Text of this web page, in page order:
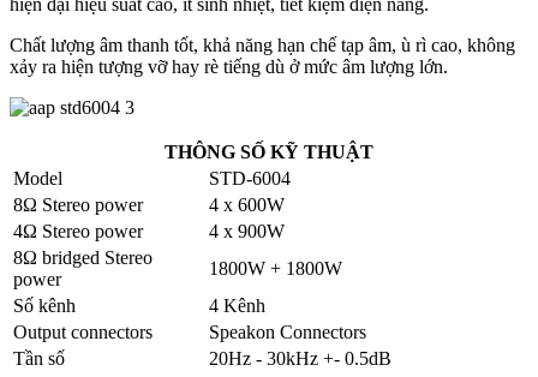
Chất lượng âm thanh tốt, khả năng hạn chế tạp âm, ù rì cao, không
xảy ra hiện tượng vỡ hay rè tiếng dù ở mức âm lượng lớn.
THÔNG SỐ KỸ THUẬT
Model
STD-6004
8Ω Stereo power
4 x 600W
4Ω Stereo power
4 x 900W
8Ω bridged Stereo
power
1800W + 1800W
Số kênh
4 Kênh
Output connectors
Speakon Connectors
Tần số
20Hz - 30kHz +- 0.5dB